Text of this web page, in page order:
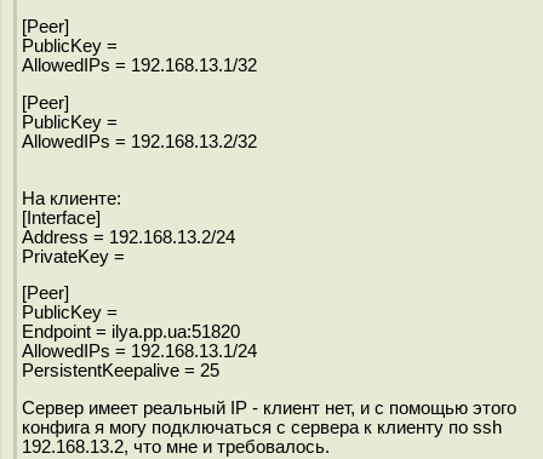
[Peer]
PublicKey =
AllowedIPs = 192.168.13.1/32
[Peer]
PublicKey =
AllowedIPs = 192.168.13.2/32
На клиенте:
[Interface]
Address = 192.168.13.2/24
PrivateKey =
[Peer]
PublicKey =
Endpoint = ilya.pp.ua:51820
AllowedIPs = 192.168.13.1/24
PersistentKeepalive = 25
Сервер имеет реальный IP - клиент нет, и с помощью этого
конфига я могу подключаться с сервера к клиенту по ssh
192.168.13.2, что мне и требовалось.